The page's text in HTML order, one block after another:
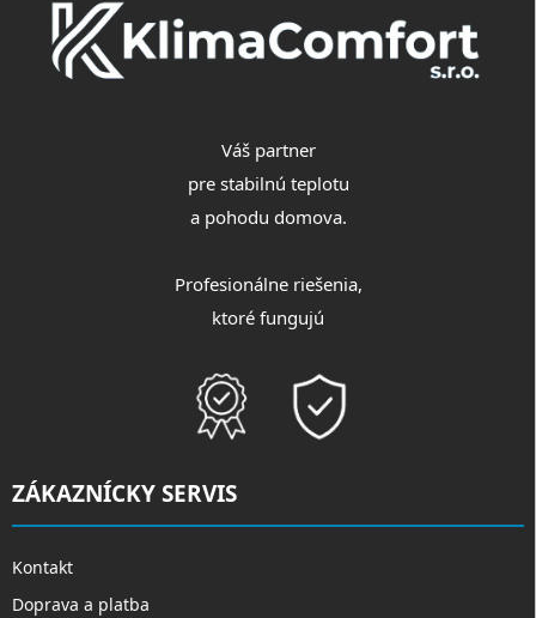
Váš partner
pre stabilnú teplotu
a pohodu domova.
Profesionálne riešenia,
ktoré fungujú
ZÁKAZNÍCKY SERVIS
Kontakt
Doprava a platba